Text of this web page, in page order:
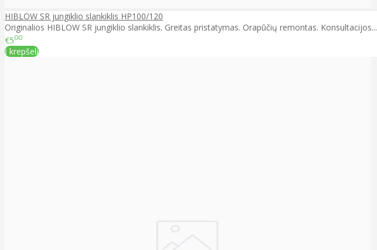
HIBLOW SR jungiklio slankiklis HP100/120
Originalios HIBLOW SR jungiklio slankiklis. Greitas pristatymas. Orapūčių remontas. Konsultacijos...
€500
Į krepšelį